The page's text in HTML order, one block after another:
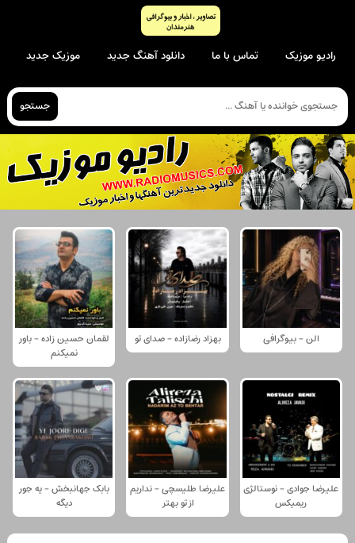
رادیو موزیک تماس با ما دانلود آهنگ جدید موزیک جدید
جستجو
الن - بیوگرافی بهزاد رضازاده - صدای تو
لقمان حسین زاده - باور
نمیکنم
علیرضا جوادی - نوستالژی
ریمیکس
علیرضا طلیسچی - نداریم
از تو بهتر
بابک جهانبخش - یه جور
دیگه